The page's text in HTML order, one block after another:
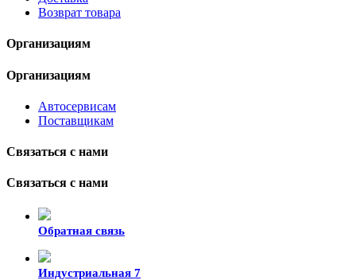
Возврат товара
Организациям
Организациям
Автосервисам
Поставщикам
Связаться с нами
Связаться с нами
Обратная связь
Индустриальная 7